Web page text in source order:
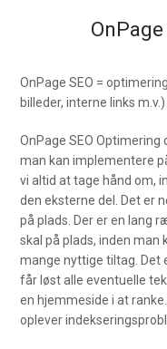
OnPage SEO =
billeder, interne links m.v.)
OnPage SEO
man kan implementere
vi altid at tage hånd om,
den eksterne del. Det er
på plads. Der er en lang
skal på plads, inden man
mange nyttige tiltag.
får løst alle eventuelle
en hjemmeside i at
oplever